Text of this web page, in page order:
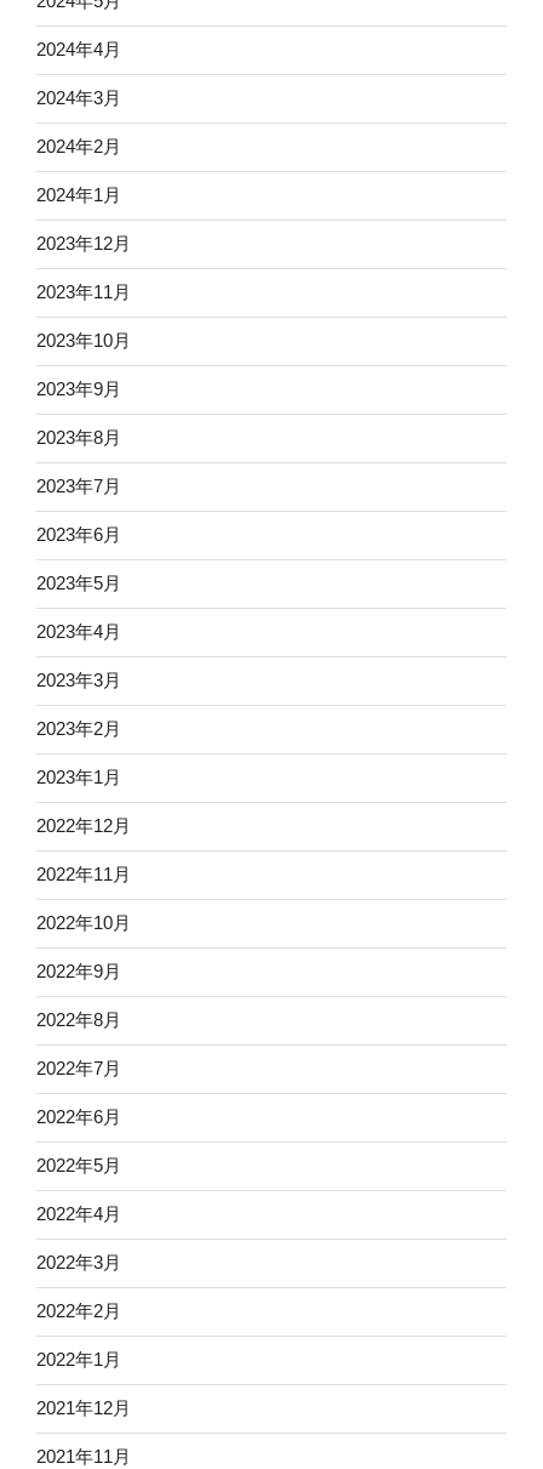
2024年4月
2024年3月
2024年2月
2024年1月
2023年12月
2023年11月
2023年10月
2023年9月
2023年8月
2023年7月
2023年6月
2023年5月
2023年4月
2023年3月
2023年2月
2023年1月
2022年12月
2022年11月
2022年10月
2022年9月
2022年8月
2022年7月
2022年6月
2022年5月
2022年4月
2022年3月
2022年2月
2022年1月
2021年12月
2021年11月